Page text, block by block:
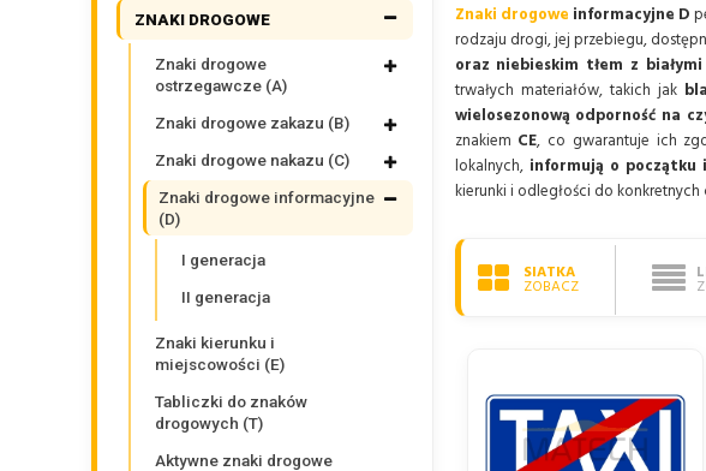
Znaki drogowe informacyjne D
rodzaju drogi, jej przebiegu,
oraz niebieskim tłem z
trwałych materiałów, takich jak
wielosezonową odporność na
znakiem CE, co gwarantuje ich
lokalnych, informują o początku
kierunki i odległości do
SIATKA
ZOBACZ
ZNAKI DROGOWE
Znaki drogowe
ostrzegawcze (A)
Znaki drogowe zakazu (B)
Znaki drogowe nakazu (C)
Znaki drogowe informacyjne
(D)
I generacja
II generacja
Znaki kierunku i
miejscowości (E)
Tabliczki do znaków
drogowych (T)
Aktywne znaki drogowe